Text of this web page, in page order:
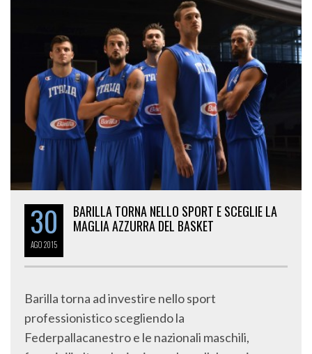
30
AGO2015
BARILLA TORNA NELLO SPORT E SCEGLIE LA
MAGLIA AZZURRA DEL BASKET
Barilla torna ad investire nello sport
professionistico scegliendo la
Federpallacanestro e le nazionali maschili,